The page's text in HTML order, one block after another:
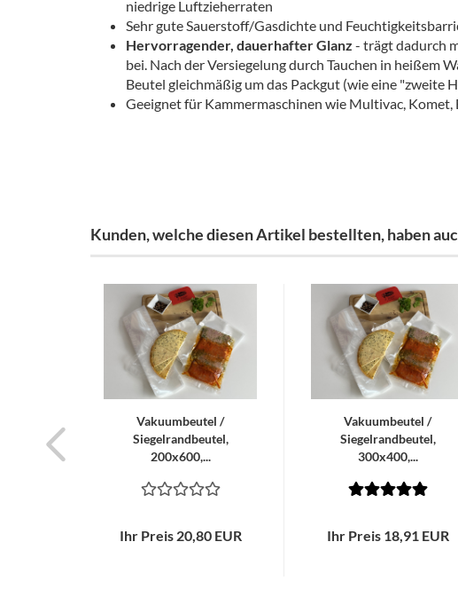
niedrige Luftzieherraten
Sehr gute Sauerstoff/Gasdichte und
Hervorragender, dauerhafter Glanz - trägt dadurch
bei. Nach der Versiegelung durch Tauchen in heißem
Beutel gleichmäßig um das Packgut (wie eine "zweite
Geeignet für Kammermaschinen wie Multivac, Komet,
Kunden, welche diesen Artikel bestellten, haben
Vakuumbeutel /
Siegelrandbeutel,
200x600,...
Ihr Preis 20,80 EUR
Vakuumbeutel /
Siegelrandbeutel,
300x400,...
Ihr Preis 18,91 EUR